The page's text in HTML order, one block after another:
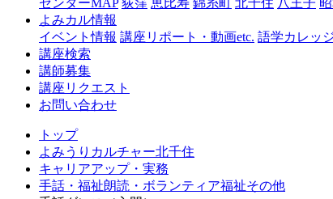
北
千
よみカル情報
イベント情報 講座リポート・動画etc. 語学カレッ
講座検索
講師募集
講座リクエスト
お問い合わせ
トップ
よみうりカルチャー北千住
キャリアアップ・実務
手話・福祉朗読・ボランティア福祉その他